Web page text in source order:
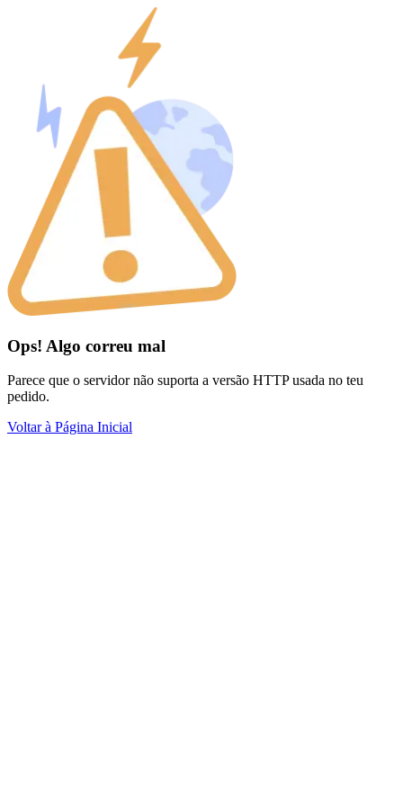
Ops! Algo correu mal
Parece que o servidor não suporta a versão HTTP usada no teu
pedido.
Voltar à Página Inicial